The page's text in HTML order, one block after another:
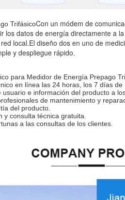
TrifásicoCon un módem de
los datos de energía directamente a
local.El diseño dos en uno de
y despliegue rápido.
para Medidor de Energía Prepago
en línea las 24 horas, los 7 días de
e información del producto a
de mantenimiento y
del producto.
y consulta técnica gratuita.
a las consultas de los clientes.